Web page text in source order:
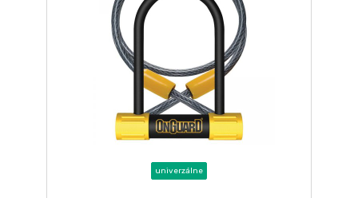
univerzálne